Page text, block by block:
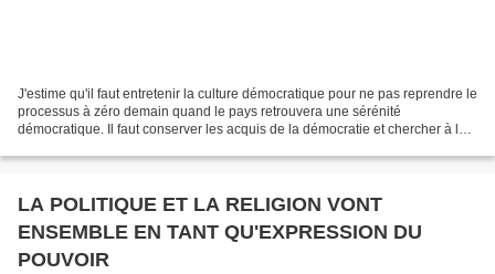
J'estime qu'il faut entretenir la culture démocratique pour ne pas reprendre le
processus à zéro demain quand le pays retrouvera une sérénité
démocratique. Il faut conserver les acquis de la démocratie et chercher à les
LA POLITIQUE ET LA RELIGION VONT
ENSEMBLE EN TANT QU'EXPRESSION DU
POUVOIR